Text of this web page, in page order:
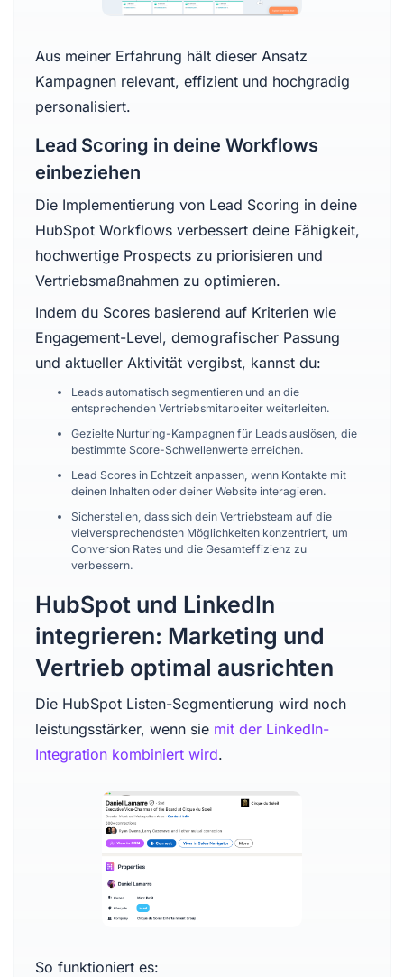
Aus meiner Erfahrung hält dieser Ansatz
Kampagnen relevant, effizient und hochgradig
personalisiert.
Lead Scoring in deine Workflows
einbeziehen
Die Implementierung von Lead Scoring in deine
HubSpot Workflows verbessert deine Fähigkeit,
hochwertige Prospects zu priorisieren und
Vertriebsmaßnahmen zu optimieren.
Indem du Scores basierend auf Kriterien wie
Engagement-Level, demografischer Passung
und aktueller Aktivität vergibst, kannst du:
Leads automatisch segmentieren und an die
entsprechenden Vertriebsmitarbeiter weiterleiten.
Gezielte Nurturing-Kampagnen für Leads auslösen, die
bestimmte Score-Schwellenwerte erreichen.
Lead Scores in Echtzeit anpassen, wenn Kontakte mit
deinen Inhalten oder deiner Website interagieren.
Sicherstellen, dass sich dein Vertriebsteam auf die
vielversprechendsten Möglichkeiten konzentriert, um
Conversion Rates und die Gesamteffizienz zu
verbessern.
HubSpot und LinkedIn
integrieren: Marketing und
Vertrieb optimal ausrichten
Die HubSpot Listen-Segmentierung wird noch
leistungsstärker, wenn sie mit der LinkedIn-
Integration kombiniert wird.
So funktioniert es: